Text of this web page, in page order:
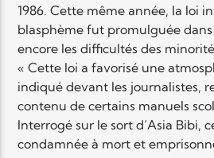
1986. Cette même année, la loi
blasphème fut promulguée
encore les difficultés des
« Cette loi a favorisé une
indiqué devant les journalistes,
contenu de certains manuels
Interrogé sur le sort d’Asia Bibi,
condamnée à mort et